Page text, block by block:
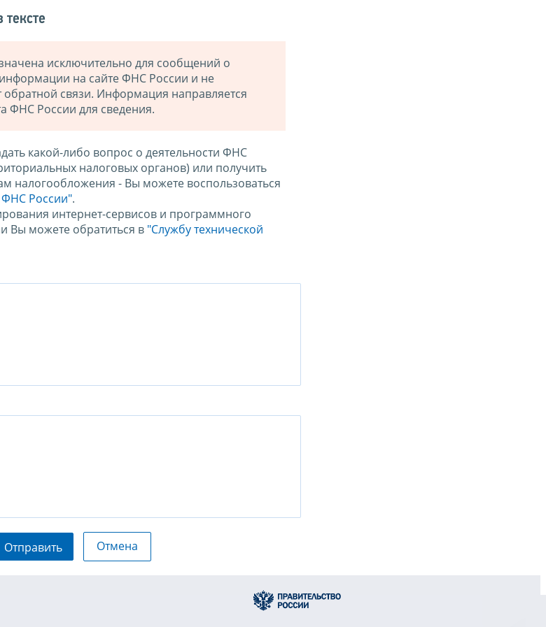
исключительно для сообщений о
на сайте ФНС России и не
обратной связи. Информация направляется
ФНС России для сведения.
какой-либо вопрос о деятельности ФНС
налоговых органов) или получить
налогообложения - Вы можете воспользоваться
ФНС России".
интернет-сервисов и программного
Вы можете обратиться в "Службу технической
Отправить Отмена